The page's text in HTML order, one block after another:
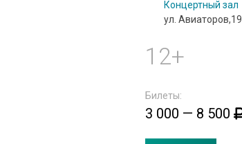
Концертный зал
ул. Авиаторов,19
12+
Билеты:
3 000 — 8 500